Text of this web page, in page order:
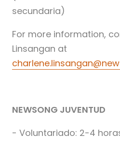
secundaria)
For more information,
Linsangan at
NEWSONG JUVENTUD
- Voluntariado: 2-4